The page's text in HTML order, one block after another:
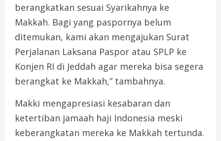
berangkatkan sesuai Syarikahnya ke
Makkah. Bagi yang paspornya belum
ditemukan, kami akan mengajukan Surat
Perjalanan Laksana Paspor atau SPLP ke
Konjen RI di Jeddah agar mereka bisa segera
berangkat ke Makkah,” tambahnya.
Makki mengapresiasi kesabaran dan
ketertiban jamaah haji Indonesia meski
keberangkatan mereka ke Makkah tertunda.